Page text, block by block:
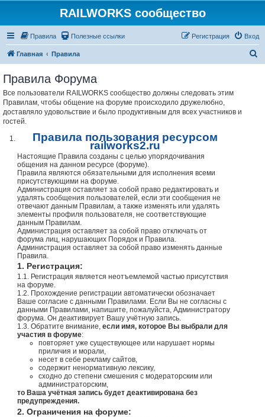
RAILWORKS сообщество
Правила Полезные ссылки Вход
Регистрация
Главная Правила
Правила Форума
Все пользователи RAILWORKS сообщество должны следовать этим
Правилам, чтобы общение на форуме происходило дружелюбно,
доставляло удовольствие и было продуктивным для всех участников и
гостей.
Правила пользования ресурсом
railworks2.ru
Настоящие Правила созданы с целью упорядочивания
общения на данном ресурсе (форуме).
Правила являются обязательными для исполнения всеми
присутствующими на форуме.
Администрация оставляет за собой право редактировать и
удалять сообщения пользователей, если эти сообщения не
отвечают данным Правилам, а также изменять или удалять
элементы профиля пользователя, не соответствующие
данным Правилам.
Администрация оставляет за собой право отключать от
форума лиц, нарушающих Порядок и Правила.
Администрация оставляет за собой право изменять данные
Правила.
1. Регистрация:
1.1. Регистрация является неотъемлемой частью присутствия
на форуме.
1.2. Прохождение регистрации автоматически обозначает
Ваше согласие с данными Правилами. Если Вы не согласны с
данными Правилами, напишите, пожалуйста, Администратору
форума. Он деактивирует Вашу учётную запись.
1.3. Обратите внимание, если имя, которое Вы выбрали для
участия в форуме:
повторяет уже существующее или нарушает нормы
приличия и морали,
несет в себе рекламу сайтов,
содержит ненормативную лексику,
сходно до степени смешения с модераторским или
администраторским,
то Ваша учётная запись будет деактивирована без
предупреждения.
2. Ограничения на форуме: